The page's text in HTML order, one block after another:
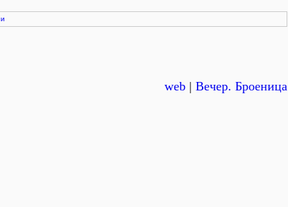
web | Вечер. Броеница